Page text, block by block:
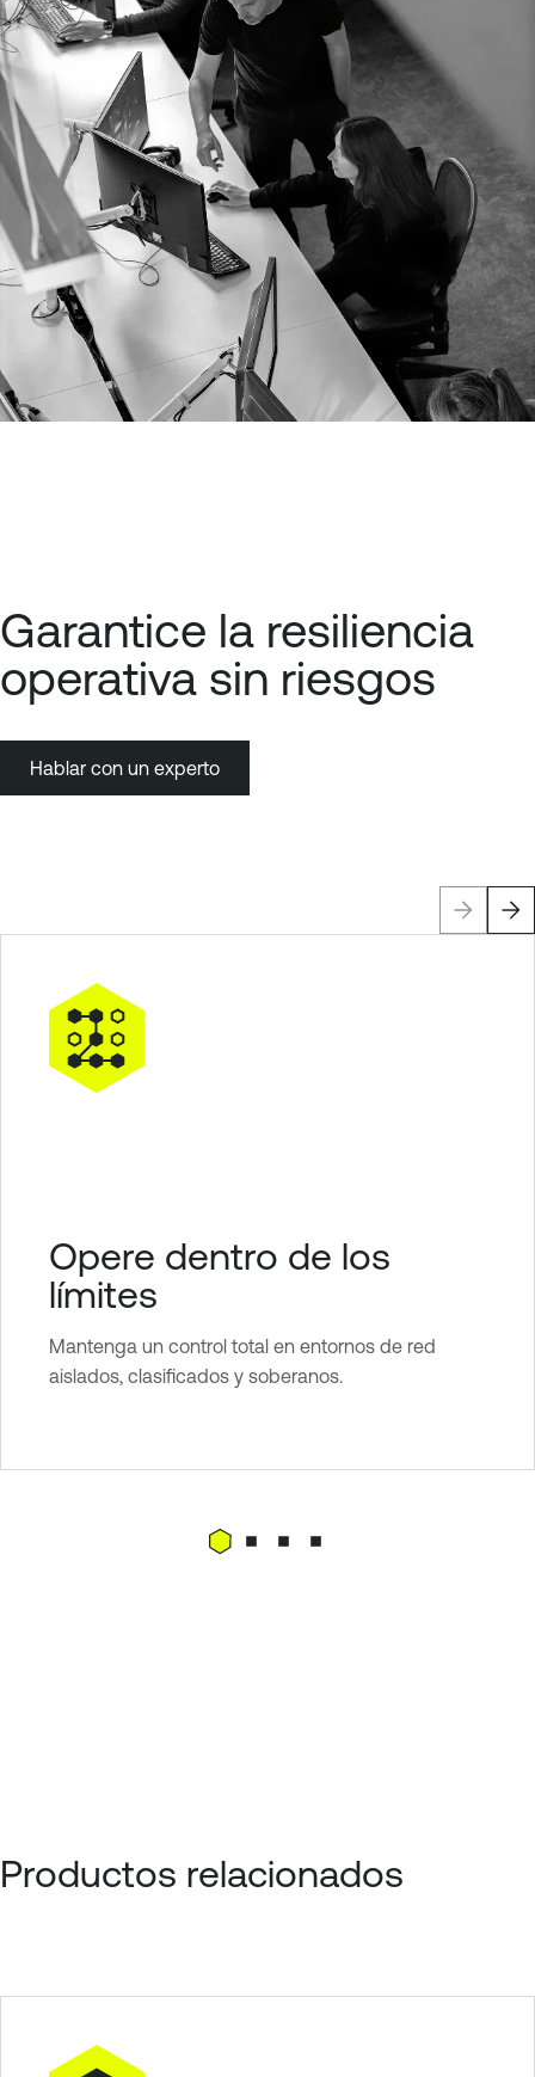
Garantice la resiliencia
operativa sin riesgos
Hablar con un experto
Opere dentro de los
límites
Mantenga un control total en entornos de red
aislados, clasificados y soberanos.
Productos relacionados